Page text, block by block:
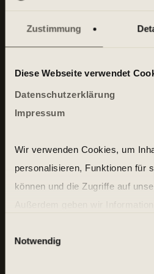
Zustimmung
Diese Webseite verwendet
Datenschutzerklärung
Impressum
Wir verwenden Cookies, um
personalisieren, Funktionen für
können und die Zugriffe auf
und Analysen weiter. Unsere
Notwendig